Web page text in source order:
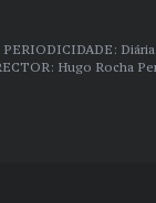
PERIODICIDADE: Diária
Hugo Rocha